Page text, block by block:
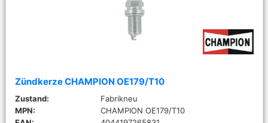
Zündkerze CHAMPION OE179/T10
Zustand:
Fabrikneu
MPN:
CHAMPION OE179/T10